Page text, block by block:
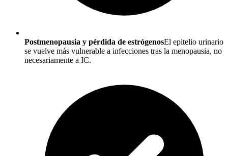
Postmenopausia y pérdida de estrógenosEl epitelio urinario
se vuelve más vulnerable a infecciones tras la menopausia, no
necesariamente a IC.